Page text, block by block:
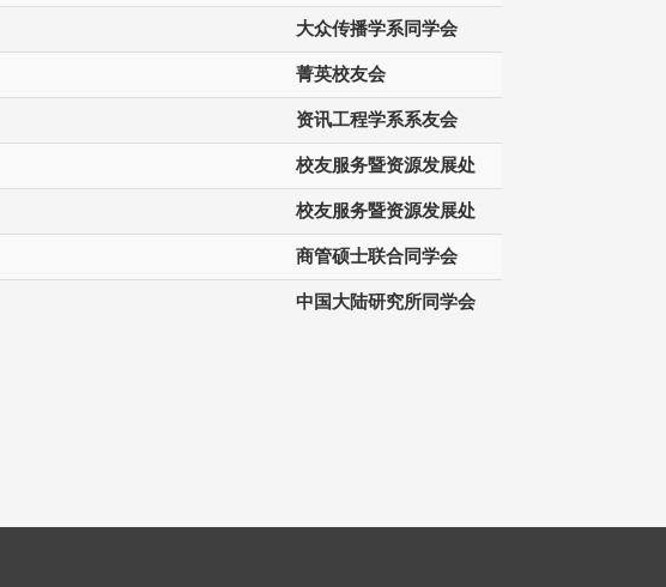
大众传播学系同学会
菁英校友会
资讯工程学系系友会
校友服务暨资源发展处
校友服务暨资源发展处
商管硕士联合同学会
中国大陆研究所同学会